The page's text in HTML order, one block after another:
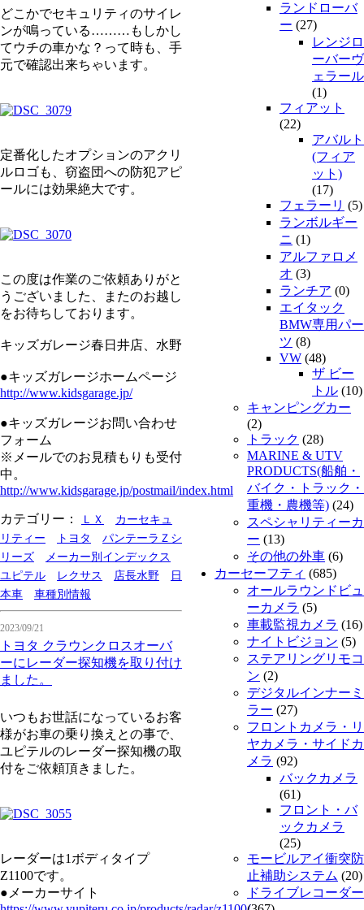
どこかでセキュリティのサイレ
ンが鳴っている………もしかし
てウチの車かな？って時も、手
元で確認出来ちゃいます。
定番化したオプションのアクリ
ルロゴも、窃盗団への防犯アピ
ールには効果絶大です。
この度は作業のご依頼ありがと
うございました、またのお越し
をお待ちしております。
キッズガレージ春日井店、水野
●キッズガレージホームページ
http://www.kidsgarage.jp/
●キッズガレージお問い合わせ
フォーム
※メールでのお見積もりも受付
中。
http://www.kidsgarage.jp/postmail/index.html
カテゴリー： ＬＸ
カーセキュ
リティー
トヨタ
パンテーラＺシ
リーズ
メーカー別インデックス
ユピテル
レクサス 店長水野
日
本車
車種別情報
2023/09/21
トヨタ クラウンクロスオーバ
ーにレーダー探知機を取り付け
ました。
いつもお世話になっているお客
様がお車の乗り換えとの事で、
ユピテルのレーダー探知機の取
付をご依頼頂きました。
レーダーは1ボディタイプ
Z1100です。
●メーカーサイト
ランドローバ
ー (27)
レンジロ
ーバーヴ
ェラール
(1)
フィアット
(22)
アバルト
(フィア
ット)
(17)
フェラーリ (5)
ランボルギー
ニ (1)
アルファロメ
オ (3)
ランチア (0)
エイタック
BMW専用パー
ツ (8)
VW (48)
ザ ビー
トル (10)
キャンピングカー
(2)
トラック (28)
MARINE & UTV
PRODUCTS(船舶・
バイク・トラック・
重機・農機等) (24)
スペシャリティーカ
ー (13)
その他の外車 (6)
カーセーフティ (685)
オールラウンドビュ
ーカメラ (5)
車載監視カメラ (16)
ナイトビジョン (5)
ステアリングリモコ
ン (2)
デジタルインナーミ
ラー (27)
フロントカメラ・リ
ヤカメラ・サイドカ
メラ (92)
バックカメラ
(61)
フロント・バ
ックカメラ
(25)
モービルアイ衝突防
止補助システム (20)
ドライブレコーダー